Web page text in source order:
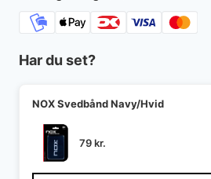
Har du set?
NOX Svedbånd Navy/Hvid
79kr.